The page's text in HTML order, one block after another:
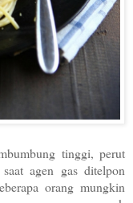
tinggi, perut
agen gas ditelpon
orang mungkin